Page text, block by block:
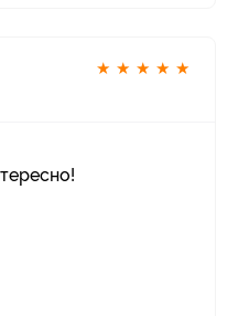
★ ★ ★ ★ ★